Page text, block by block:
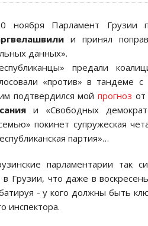
ноября Парламент Грузии
и принял
данных».
предали
«против» в тандеме
подтвердился мойпрогноз
и «Свободных
покинет супружеская
партия»…
парламентарии так
в Грузии, что даже в
- у кого должны быть
инспектора.